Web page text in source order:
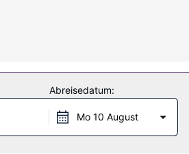
ebenso wie Schreibtische und
Lounges ein. Ein großes
Abreisedatum:
Mo 10 August